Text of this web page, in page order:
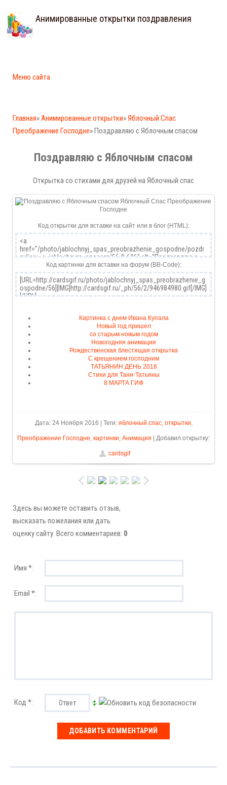
Анимированные открытки поздравления
Меню сайта
Главная»Анимированные открытки»Яблочный Спас
Преображение Господне» Поздравляю с Яблочным спасом
Поздравляю с Яблочным спасом
Открытка со стихами для друзей на Яблочный спас
Код открытки для вставки на сайт или в блог (HTML):
Код картинки для вставки на форум (BB-Code):
Картинка с днем Ивана Купала
Новый год пришел
со старым новым годом
Новогодняя анимация
Рождественская блестящая открытка
С крещением господним
ТАТЬЯНИН ДЕНЬ 2018
Стихи для Тани-Татьяны
8 МАРТА ГИФ
Дата: 24 Ноября 2016 | Теги: яблочный спас, открытки,
Преображение Господне, картинки, Анимация | Добавил открытку:
cardsgif
Здесь вы можете оставить отзыв,
высказать пожелания или дать
оценку сайту. Всего комментариев: 0
Имя *:
Email *:
Код *: